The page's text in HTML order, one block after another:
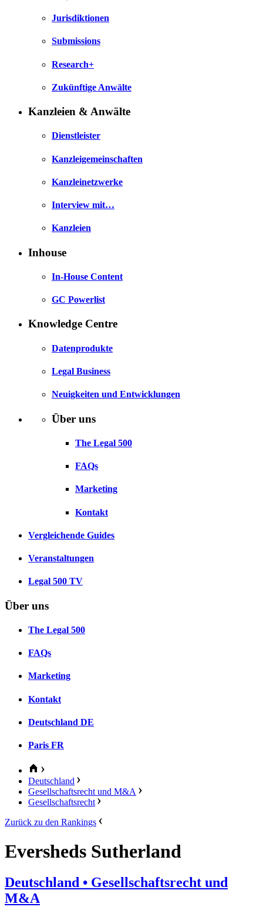
Jurisdiktionen
Submissions
Research+
Zukünftige Anwälte
Kanzleien & Anwälte
Dienstleister
Kanzleigemeinschaften
Kanzleinetzwerke
Interview mit…
Kanzleien
Inhouse
In-House Content
GC Powerlist
Knowledge Centre
Datenprodukte
Legal Business
Neuigkeiten und Entwicklungen
Über uns
The Legal 500
FAQs
Marketing
Kontakt
Vergleichende Guides
Veranstaltungen
Legal 500 TV
Über uns
The Legal 500
FAQs
Marketing
Kontakt
Deutschland DE
Paris FR
Deutschland
Gesellschaftsrecht und M&A
Gesellschaftsrecht
Zurück zu den Rankings
Eversheds Sutherland
Deutschland • Gesellschaftsrecht und
M&A